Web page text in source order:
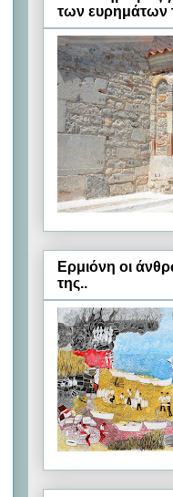
των ευρημάτων
Ερμιόνη oι
της..